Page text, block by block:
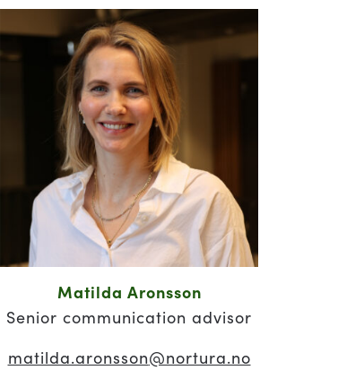
Matilda Aronsson
Senior communication advisor
matilda.aronsson@nortura.no